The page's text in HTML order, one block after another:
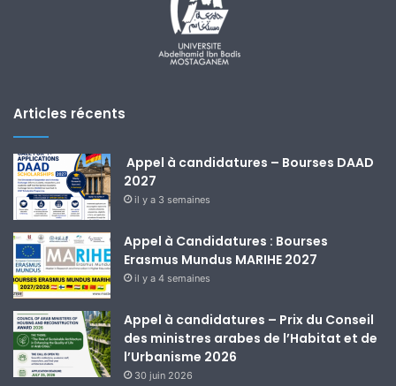
Articles récents
Appel à candidatures – Bourses DAAD
2027
il y a 3 semaines
Appel à Candidatures : Bourses
Erasmus Mundus MARIHE 2027
il y a 4 semaines
Appel à candidatures – Prix du Conseil
des ministres arabes de l’Habitat et de
l’Urbanisme 2026
30 juin 2026